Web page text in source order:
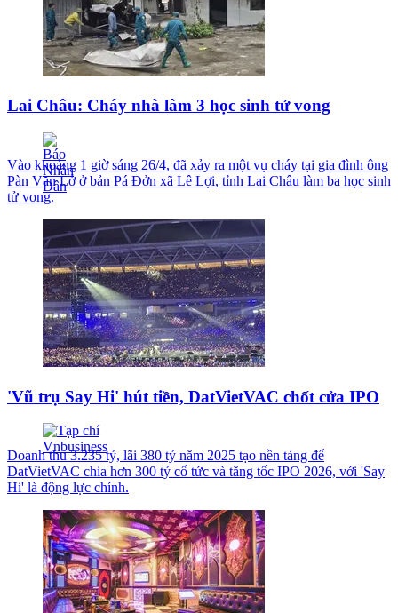
Lai Châu: Cháy nhà làm 3 học sinh tử vong
Vào khoảng 1 giờ sáng 26/4, đã xảy ra một vụ cháy tại gia đình ông
Pàn Văn Lở ở bản Pá Đởn xã Lê Lợi, tỉnh Lai Châu làm ba học sinh
tử vong.
'Vũ trụ Say Hi' hút tiền, DatVietVAC chốt cửa IPO
Doanh thu 3.235 tỷ, lãi 380 tỷ năm 2025 tạo nền tảng để
DatVietVAC chia hơn 300 tỷ cổ tức và tăng tốc IPO 2026, với 'Say
Hi' là động lực chính.